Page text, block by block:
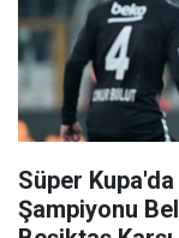
Süper
Şampiyonu